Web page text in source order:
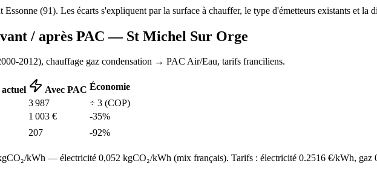
Essonne (91). Les écarts s'expliquent par la surface à chauffer, le type d'émetteurs existants et la
/ après PAC — St Michel Sur Orge
2012), chauffage gaz condensation → PAC Air/Eau, tarifs franciliens.
actuel Avec PAC Économie
3 987 ÷ 3 (COP)
1 003 € -35%
207 -92%
kWh — électricité 0,052 kgCO₂/kWh (mix français). Tarifs : électricité 0.2516 €/kWh, gaz